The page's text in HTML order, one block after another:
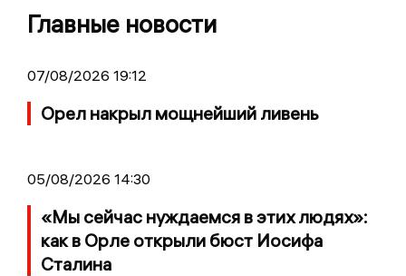
Главные новости
07/08/2026 19:12
Орел накрыл мощнейший ливень
05/08/2026 14:30
«Мы сейчас нуждаемся в этих людях»:
как в Орле открыли бюст Иосифа
Сталина